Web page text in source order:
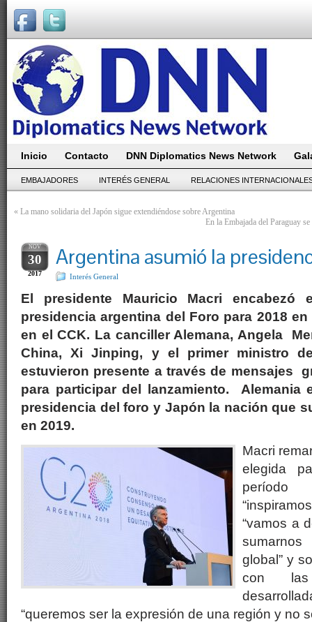
Inicio Contacto DNN Diplomatics News Network
EMBAJADORES INTERÉS GENERAL RELACIONES
« La mano solidaria del Japón sigue extendiéndose sobre Argentina
En la Embajada del Paraguay
NOV
30
2017
Argentina asumió la
Interés General
El presidente Mauricio Macri encabezó
presidencia argentina del Foro para 2018
en el CCK. La canciller Alemana, Angela
China, Xi Jinping, y el primer ministro
estuvieron presente a través de mensajes
para participar del lanzamiento. Alemania
presidencia del foro y Japón la nación que
en 2019.
Macri
elegida
“vamos a
global” y
con las
“queremos ser la expresión de una región y no